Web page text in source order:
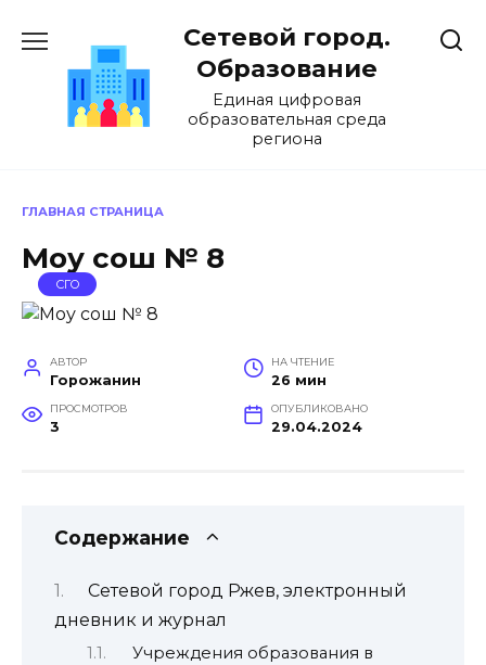
содержанию
Сетевой город.
Образование
Единая цифровая
образовательная среда
региона
ГЛАВНАЯ СТРАНИЦА
Моу сош № 8
СГО
АВТОР
Горожанин
НА ЧТЕНИЕ
26 мин
ПРОСМОТРОВ
3
ОПУБЛИКОВАНО
29.04.2024
Содержание
Сетевой город Ржев, электронный
дневник и журнал
Учреждения образования в